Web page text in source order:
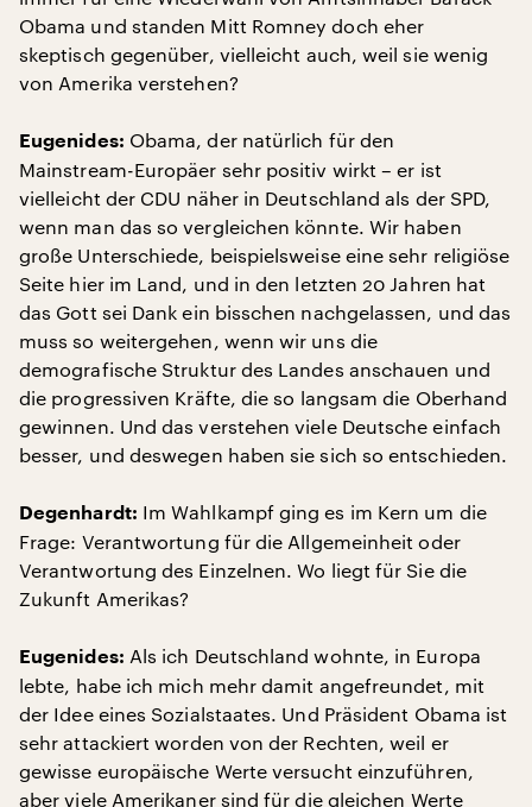
Obama und standen Mitt Romney doch eher
skeptisch gegenüber, vielleicht auch, weil sie wenig
von Amerika verstehen?
Eugenides: Obama, der natürlich für den
Mainstream-Europäer sehr positiv wirkt – er ist
vielleicht der CDU näher in Deutschland als der SPD,
wenn man das so vergleichen könnte. Wir haben
große Unterschiede, beispielsweise eine sehr religiöse
Seite hier im Land, und in den letzten 20 Jahren hat
das Gott sei Dank ein bisschen nachgelassen, und das
muss so weitergehen, wenn wir uns die
demografische Struktur des Landes anschauen und
die progressiven Kräfte, die so langsam die Oberhand
gewinnen. Und das verstehen viele Deutsche einfach
besser, und deswegen haben sie sich so entschieden.
Degenhardt: Im Wahlkampf ging es im Kern um die
Frage: Verantwortung für die Allgemeinheit oder
Verantwortung des Einzelnen. Wo liegt für Sie die
Zukunft Amerikas?
Eugenides: Als ich Deutschland wohnte, in Europa
lebte, habe ich mich mehr damit angefreundet, mit
der Idee eines Sozialstaates. Und Präsident Obama ist
sehr attackiert worden von der Rechten, weil er
gewisse europäische Werte versucht einzuführen,
aber viele Amerikaner sind für die gleichen Werte